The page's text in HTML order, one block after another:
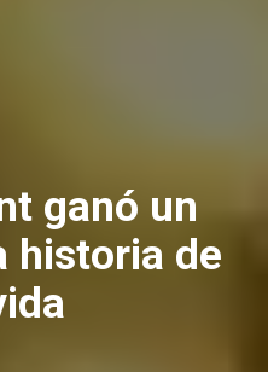
ganó un
historia de